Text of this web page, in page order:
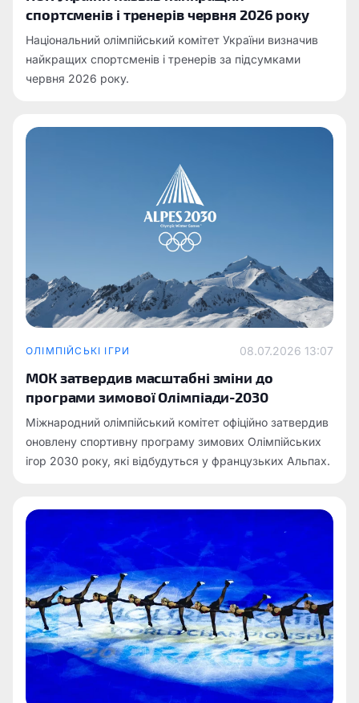
спортсменів і тренерів червня 2026 року
Національний олімпійський комітет України визначив
найкращих спортсменів і тренерів за підсумками
червня 2026 року.
ОЛІМПІЙСЬКІ ІГРИ 08.07.2026 13:07
МОК затвердив масштабні зміни до
програми зимової Олімпіади-2030
Міжнародний олімпійський комітет офіційно затвердив
оновлену спортивну програму зимових Олімпійських
ігор 2030 року, які відбудуться у французьких Альпах.